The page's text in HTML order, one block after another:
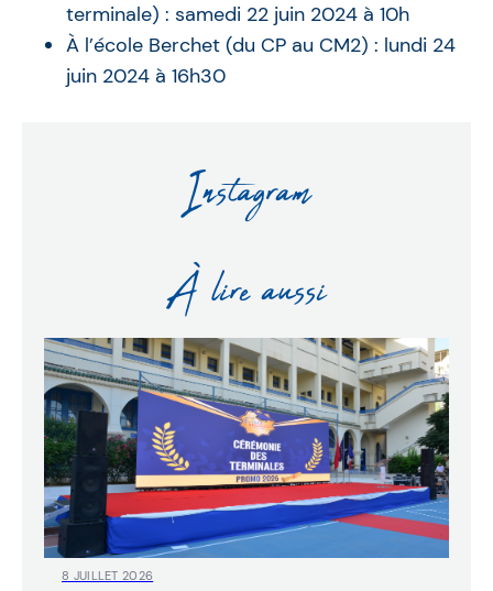
terminale) : samedi 22 juin 2024 à 10h
À l’école Berchet (du CP au CM2) : lundi 24
juin 2024 à 16h30
Instagram
À lire aussi
8 JUILLET 2026